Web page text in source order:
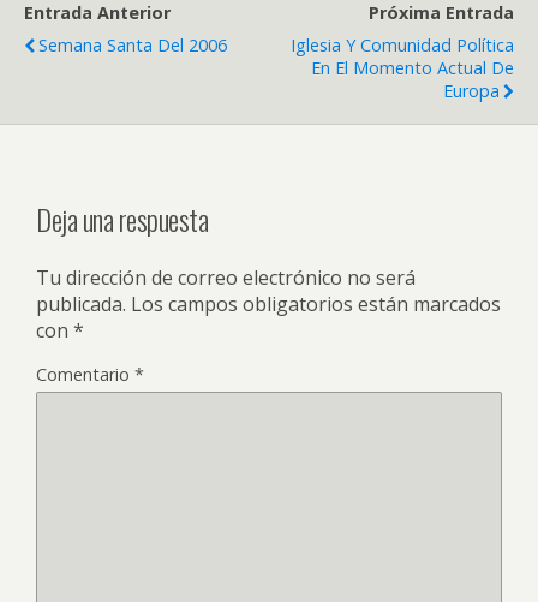
Entrada Anterior
Semana Santa Del 2006
Próxima Entrada
Iglesia Y Comunidad Política
En El Momento Actual De
Europa
Deja una respuesta
Tu dirección de correo electrónico no será
publicada. Los campos obligatorios están marcados
con *
Comentario *